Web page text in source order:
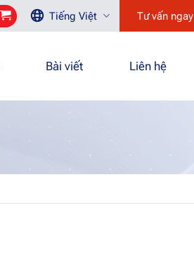
Tiếng Việt Tư vấn ngay
Bài viết Liên hệ